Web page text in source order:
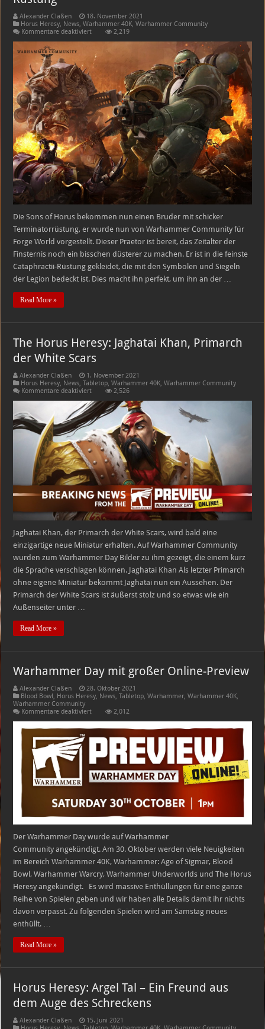
Alexander Claßen
18. November 2021
Horus Heresy, News,Warhammer 40K,Warhammer Community
Kommentare deaktiviertfür
Heresy:
Die
Sons
of
Horus
bekommen
einen
Praetorianer
in
bester
Rüstung
2,219
Die Sons of Horus bekommen nun einen Bruder mit schicker
Terminatorrüstung, er wurde nun von Warhammer Community für
Forge World vorgestellt. Dieser Praetor ist bereit, das Zeitalter der
Finsternis noch ein bisschen düsterer zu machen. Er ist in die feinste
Cataphractii-Rüstung gekleidet, die mit den Symbolen und Siegeln
der Legion bedeckt ist. Dies macht ihn perfekt, um ihn an der …
Read More »
The Horus Heresy: Jaghatai Khan, Primarch
der White Scars
Alexander Claßen
1. November 2021
Horus Heresy, News,Tabletop,Warhammer 40K,Warhammer Community
Kommentare deaktiviertfür
Horus
Heresy:
Jaghatai
Khan,
Primarch
der
White
Scars
2,526
Jaghatai Khan, der Primarch der White Scars, wird bald eine
einzigartige neue Miniatur erhalten. Auf Warhammer Community
wurden zum Warhammer Day Bilder zu ihm gezeigt, die einem kurz
die Sprache verschlagen können. Jaghatai Khan Als letzter Primarch
ohne eigene Miniatur bekommt Jaghatai nun ein Aussehen. Der
Primarch der White Scars ist äußerst stolz und so etwas wie ein
Außenseiter unter …
Read More »
Warhammer Day mit großer Online-Preview
Alexander Claßen
28. Oktober 2021
Blood Bowl, Horus Heresy, News,Tabletop,Warhammer,Warhammer 40K,
Warhammer Community
Kommentare deaktiviertfür
Day
großer
Online-
Preview
2,012
Der Warhammer Day wurde auf Warhammer
Community angekündigt. Am 30. Oktober werden viele Neuigkeiten
im Bereich Warhammer 40K, Warhammer: Age of Sigmar, Blood
Bowl, Warhammer Warcry, Warhammer Underworlds und The Horus
Heresy angekündigt. Es wird massive Enthüllungen für eine ganze
Reihe von Spielen geben und wir haben alle Details damit ihr nichts
davon verpasst. Zu folgenden Spielen wird am Samstag neues
enthüllt. …
Read More »
Horus Heresy: Argel Tal – Ein Freund aus
dem Auge des Schreckens
Alexander Claßen
15. Juni 2021